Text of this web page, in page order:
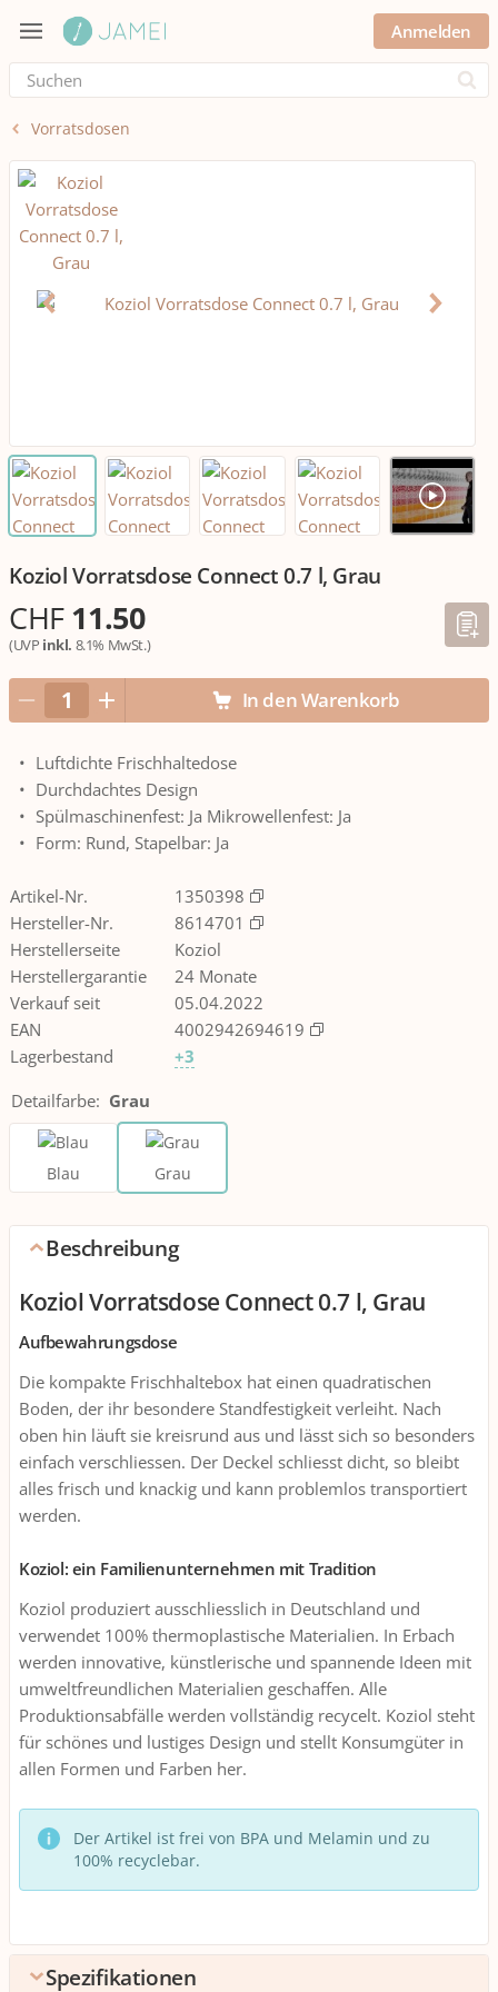
Anmelden
Vorratsdosen
Koziol Vorratsdose Connect 0.7 l, Grau
CHF11.50
(UVP inkl. 8.1% MwSt.)
In den Warenkorb
Luftdichte Frischhaltedose
Durchdachtes Design
Spülmaschinenfest: Ja Mikrowellenfest: Ja
Form: Rund, Stapelbar: Ja
Artikel-Nr.
1350398
Hersteller-Nr.
8614701
Herstellerseite
Koziol
Herstellergarantie
24 Monate
Verkauf seit
05.04.2022
EAN
4002942694619
Lagerbestand
+3
Detailfarbe: Grau
Blau Grau
Beschreibung
Koziol Vorratsdose Connect 0.7 l, Grau
Aufbewahrungsdose
Die kompakte Frischhaltebox hat einen quadratischen
Boden, der ihr besondere Standfestigkeit verleiht. Nach
oben hin läuft sie kreisrund aus und lässt sich so besonders
einfach verschliessen. Der Deckel schliesst dicht, so bleibt
alles frisch und knackig und kann problemlos transportiert
werden.
Koziol: ein Familienunternehmen mit Tradition
Koziol produziert ausschliesslich in Deutschland und
verwendet 100% thermoplastische Materialien. In Erbach
werden innovative, künstlerische und spannende Ideen mit
umweltfreundlichen Materialien geschaffen. Alle
Produktionsabfälle werden vollständig recycelt. Koziol steht
für schönes und lustiges Design und stellt Konsumgüter in
allen Formen und Farben her.
Der Artikel ist frei von BPA und Melamin und zu
100% recyclebar.
Spezifikationen